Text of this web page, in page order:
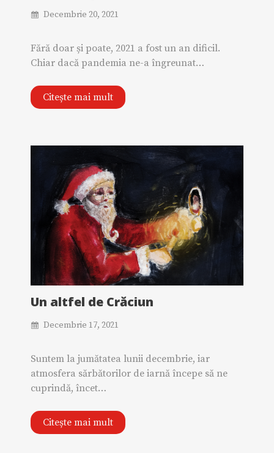
Decembrie 20, 2021
Fără doar și poate, 2021 a fost un an dificil.
Chiar dacă pandemia ne-a îngreunat…
Citește mai mult
Un altfel de Crăciun
Decembrie 17, 2021
Suntem la jumătatea lunii decembrie, iar
atmosfera sărbătorilor de iarnă începe să ne
cuprindă, încet…
Citește mai mult